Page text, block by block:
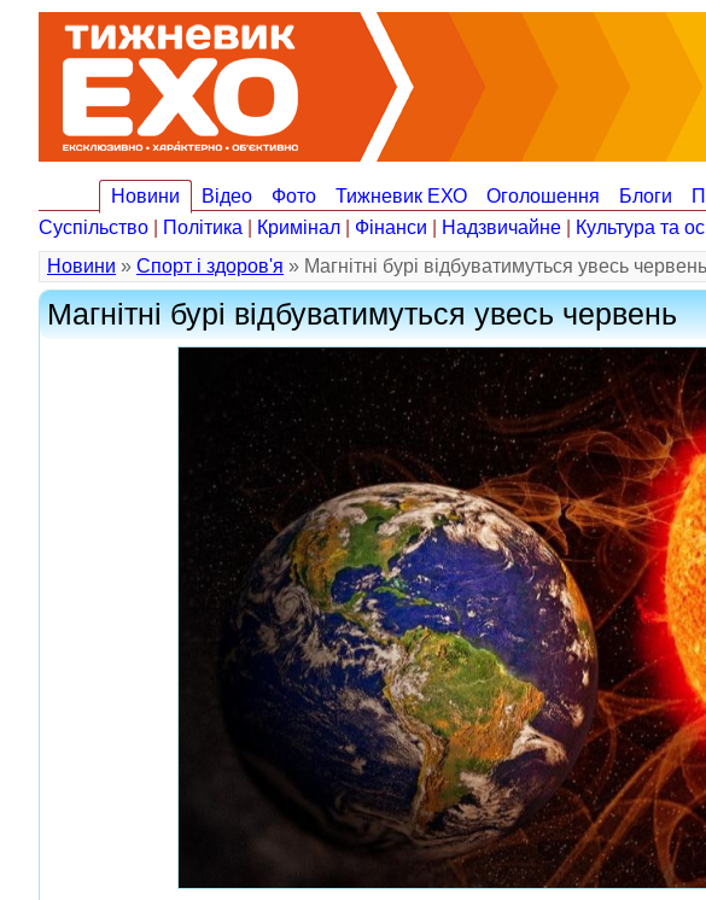
Новини Відео Фото Тижневик ЕХО Оголошення Блоги
Суспільство
Політика Кримінал Фінанси Надзвичайне Культура та
Новини » Спорт і здоров'я » Магнітні бурі відбуватимуться увесь червень
Магнітні бурі відбуватимуться увесь червень